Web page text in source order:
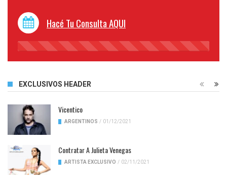
Hacé Tu Consulta AQUI
45%
EXCLUSIVOS HEADER
Vicentico
ARGENTINOS / 01/12/2021
Contratar A Julieta Venegas
ARTISTA EXCLUSIVO / 02/11/2021